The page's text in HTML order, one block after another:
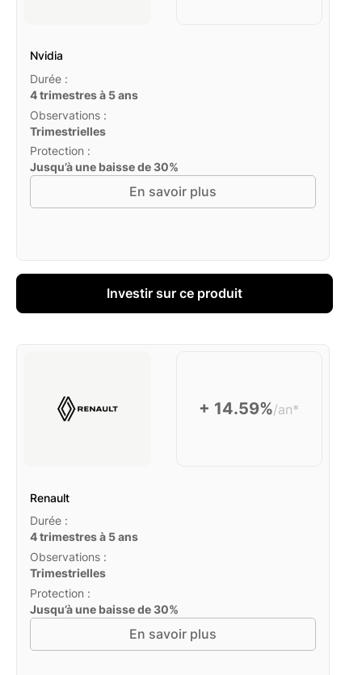
Nvidia
Durée :
4 trimestres à 5 ans
Observations :
Trimestrielles
Protection :
Jusqu’à une baisse de 30%
En savoir plus
Investir sur ce produit
+ 14.59%/an*
Renault
Durée :
4 trimestres à 5 ans
Observations :
Trimestrielles
Protection :
Jusqu’à une baisse de 30%
En savoir plus